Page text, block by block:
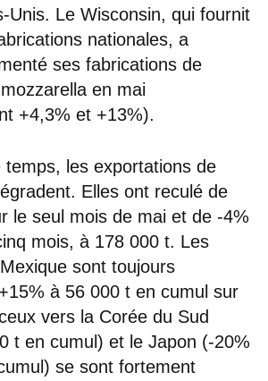
Unis. Le Wisconsin, qui fournit
nationales, a
ses fabrications de
en mai
+4,3% et +13%).
temps, les exportations de
Elles ont reculé de
le seul mois de mai et de -4%
mois, à 178 000 t. Les
sont toujours
à 56 000 t en cumul sur
vers la Corée du Sud
t en cumul) et le Japon (-20%
se sont fortement